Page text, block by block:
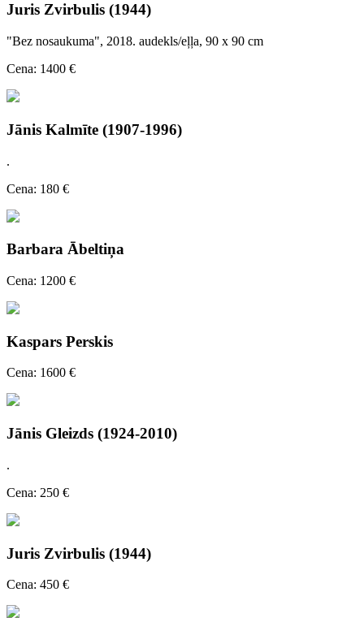
Juris Zvirbulis (1944)
"Bez nosaukuma", 2018. audekls/eļļa, 90 x 90 cm
Cena: 1400 €
Jānis Kalmīte (1907-1996)
.
Cena: 180 €
Barbara Ābeltiņa
Cena: 1200 €
Kaspars Perskis
Cena: 1600 €
Jānis Gleizds (1924-2010)
.
Cena: 250 €
Juris Zvirbulis (1944)
Cena: 450 €